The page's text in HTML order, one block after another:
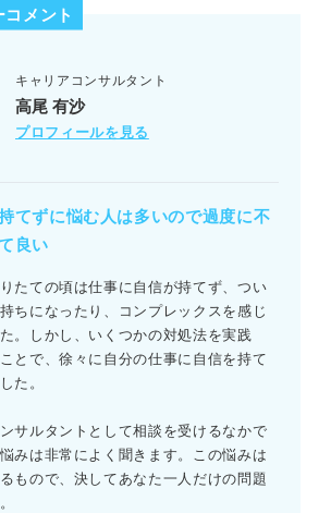
メント
キャリアコンサルタント
高尾 有沙
プロフィールを見る
てずに悩む人は多いので過度に不
良い
たての頃は仕事に自信が持てず、つい
ちになったり、コンプレックスを感じ
。しかし、いくつかの対処法を実践
とで、徐々に自分の仕事に自信を持て
た。
サルタントとして相談を受けるなかで
みは非常によく聞きます。この悩みは
もので、決してあなた一人だけの問題